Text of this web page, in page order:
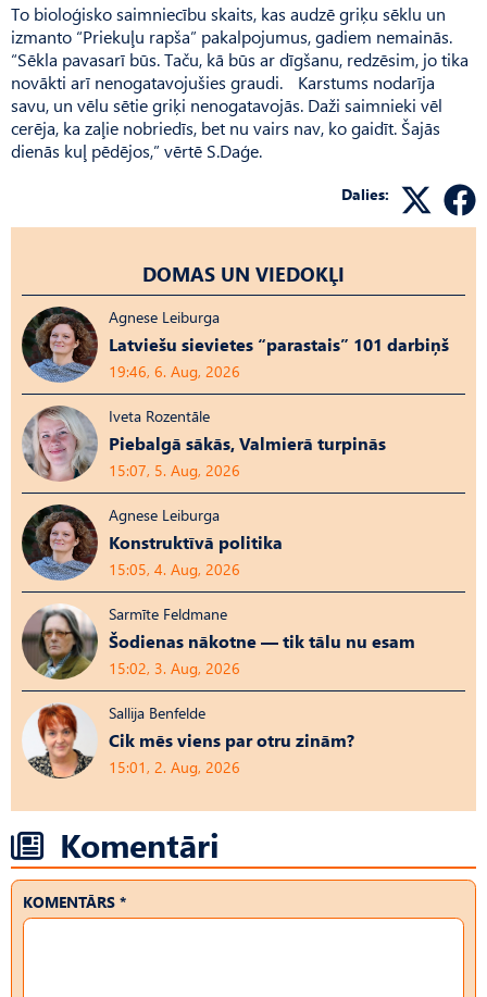
To bioloģisko saimniecību skaits, kas audzē griķu sēklu un
izmanto “Priekuļu rapša” pakalpojumus, gadiem nemainās.
“Sēk­­­la pavasarī būs. Taču, kā būs ar dīgšanu, redzēsim, jo tika
novākti arī nenogatavojušies graudi. Karstums nodarīja
savu, un vēlu sētie griķi nenogatavojās. Daži saim­nieki vēl
cerēja, ka zaļie nobriedīs, bet nu vairs nav, ko gaidīt. Šajās
dienās kuļ pēdējos,” vērtē S.Daģe.
Dalies:
DOMAS UN VIEDOKĻI
Agnese Leiburga
Latviešu sievietes “parastais” 101 darbiņš
19:46, 6. Aug, 2026
Iveta Rozentāle
Piebalgā sākās, Valmierā turpinās
15:07, 5. Aug, 2026
Agnese Leiburga
Konstruktīvā politika
15:05, 4. Aug, 2026
Sarmīte Feldmane
Šodienas nākotne — tik tālu nu esam
15:02, 3. Aug, 2026
Sallija Benfelde
Cik mēs viens par otru zinām?
15:01, 2. Aug, 2026
Komentāri
KOMENTĀRS *